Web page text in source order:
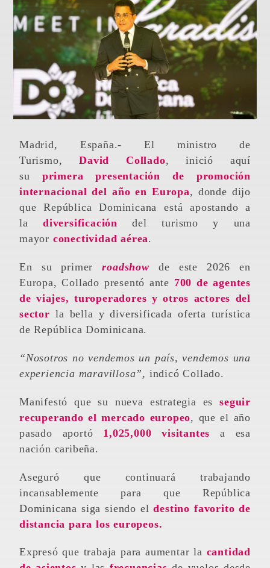
Madrid, España.- El ministro de
Turismo,David Collado, inició aquí
su primera presentación de promoción
internacional del año en Europa, donde dijo
que República Dominicana está apostando a
ladiversificación del turismo y una
mayor conectividad aérea.
En su primerroadshow de este 2026 en
Europa, Collado presentó ante 700 de agentes
de viajes, turoperadores y otros actores del
sector la bella y diversificada oferta turística
de República Dominicana.
“Nosotros no vendemos un país, vendemos una
experiencia maravillosa”, indicó Collado.
Manifestó que su nueva estrategia esseguir
recuperando el mercado europeo, que el año
pasado aportó 1,025,000 visitantes a esa
nación caribeña.
Aseguró que continuará trabajando
incansablemente para que República
Dominicana siga siendo eldestino favorito de
distancia para los europeos.
Expresó que trabaja para aumentar la cantidad